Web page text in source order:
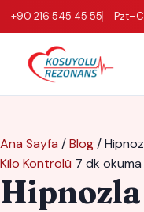
+90 216 545 45 55
Ana Sayfa /Blog/
Kilo Kontrolü 7 dk okuma